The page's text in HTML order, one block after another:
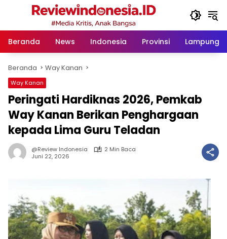
Langsung
Beranda
News Indonesia Provinsi Lampung
Beranda Way Kanan
Way Kanan
Peringati Hardiknas 2026, Pemkab
Way Kanan Berikan Penghargaan
kepada Lima Guru Teladan
@Review Indonesia
2 Min Baca
Juni 22, 2026